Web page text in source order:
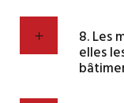
8. Les
elles